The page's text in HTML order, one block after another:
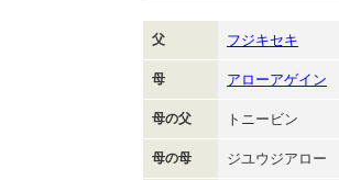
父 フジキセキ
母 アローアゲイン
母の父 トニービン
母の母 ジユウジアロー